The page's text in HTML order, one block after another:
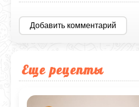
Добавить комментарий
Еще рецепты